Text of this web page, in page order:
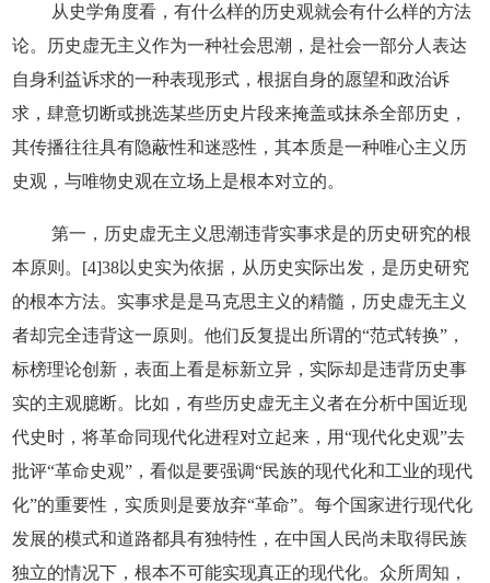
从史学角度看，有什么样的历史观就会有什么样的方法
论。历史虚无主义作为一种社会思潮，是社会一部分人表达
自身利益诉求的一种表现形式，根据自身的愿望和政治诉
求，肆意切断或挑选某些历史片段来掩盖或抹杀全部历史，
其传播往往具有隐蔽性和迷惑性，其本质是一种唯心主义历
史观，与唯物史观在立场上是根本对立的。
第一，历史虚无主义思潮违背实事求是的历史研究的根
本原则。[4]38以史实为依据，从历史实际出发，是历史研究
的根本方法。实事求是是马克思主义的精髓，历史虚无主义
者却完全违背这一原则。他们反复提出所谓的“范式转换”，
标榜理论创新，表面上看是标新立异，实际却是违背历史事
实的主观臆断。比如，有些历史虚无主义者在分析中国近现
代史时，将革命同现代化进程对立起来，用“现代化史观”去
批评“革命史观”，看似是要强调“民族的现代化和工业的现代
化”的重要性，实质则是要放弃“革命”。每个国家进行现代化
发展的模式和道路都具有独特性，在中国人民尚未取得民族
独立的情况下，根本不可能实现真正的现代化。众所周知，